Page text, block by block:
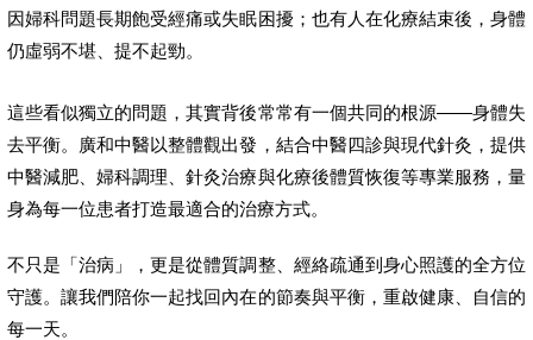
因婦科問題長期飽受經痛或失眠困擾；也有人在化療結束後，身體
仍虛弱不堪、提不起勁。
這些看似獨立的問題，其實背後常常有一個共同的根源——身體失
去平衡。廣和中醫以整體觀出發，結合中醫四診與現代針灸，提供
中醫減肥、婦科調理、針灸治療與化療後體質恢復等專業服務，量
身為每一位患者打造最適合的治療方式。
不只是「治病」，更是從體質調整、經絡疏通到身心照護的全方位
守護。讓我們陪你一起找回內在的節奏與平衡，重啟健康、自信的
每一天。